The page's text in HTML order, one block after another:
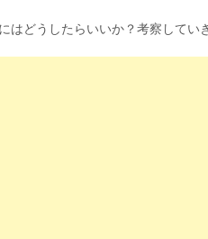
どうしたらいいか？考察してい